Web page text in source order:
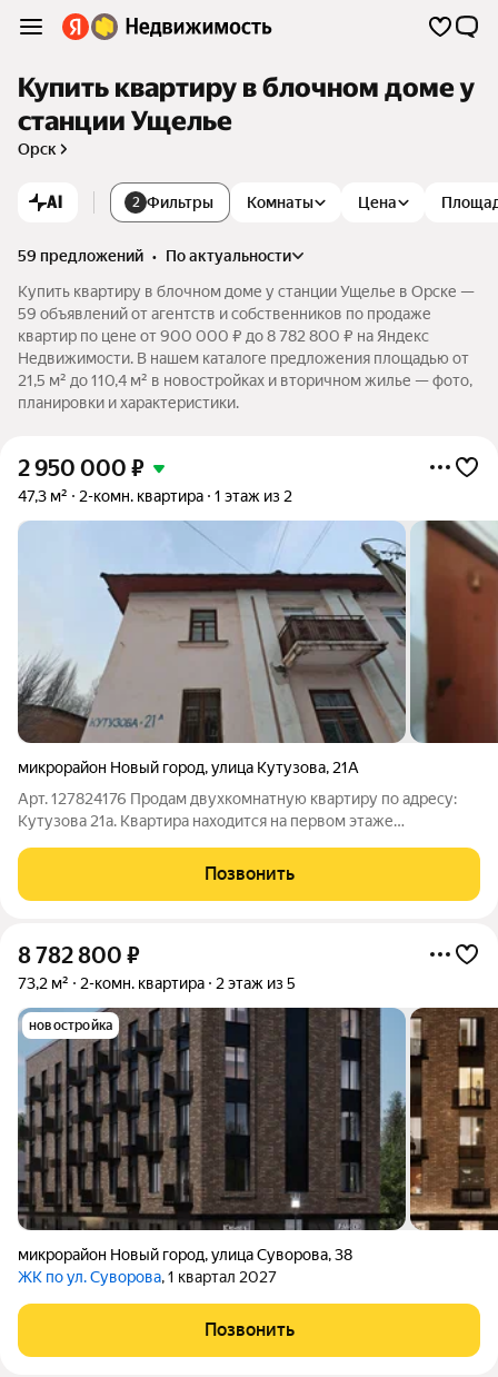
Купить квартиру в блочном доме у
станции Ущелье
Орск
AI 2 Фильтры Комнаты Цена
59 предложений •
по актуальности
Купить квартиру в блочном доме у станции Ущелье в Орске —
59 объявлений от агентств и собственников по продаже
квартир по цене от 900 000 ₽ до 8 782 800 ₽ на Яндекс
Недвижимости. В нашем каталоге предложения площадью от
21,5 м² до 110,4 м² в новостройках и вторичном жилье — фото,
планировки и характеристики.
2 950 000 ₽
47,3 м² 2-комн. квартира 1 этаж из 2
микрорайон Новый город,улица Кутузова, 21А
Арт. 127824176 Продам двухкомнатную квартиру по адресу:
Кутузова 21а. Квартира находится на первом этаже
кв. м. Высокие потолки добавляют пространства помещению.
Просторная гостинная площадью 22
Позвонить
8 782 800 ₽
73,2 м² 2-комн. квартира 2 этаж из 5
новостройка
микрорайон Новый город,улица Суворова,38
ЖК по ул. Суворова, 1 квартал 2027
Позвонить